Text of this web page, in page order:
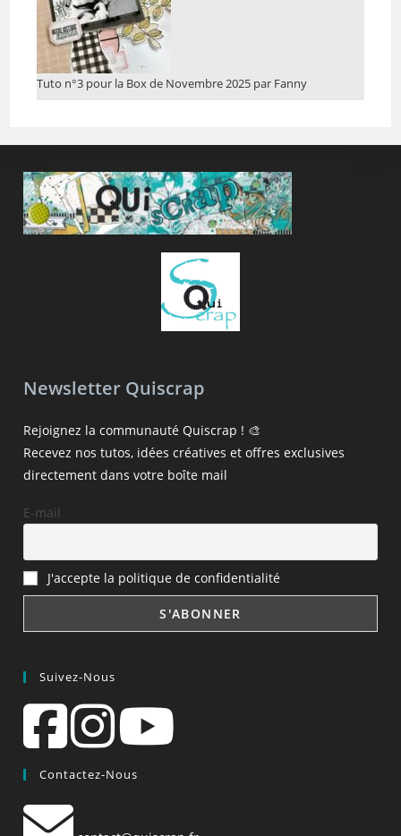
Tuto n°3 pour la Box de Novembre 2025 par Fanny
Newsletter Quiscrap
Rejoignez la communauté Quiscrap ! 🎨
Recevez nos tutos, idées créatives et offres exclusives
directement dans votre boîte mail
E-mail
J'accepte la politique de confidentialité
Suivez-Nous
Contactez-Nous